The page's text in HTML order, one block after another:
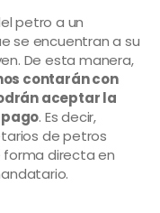
petro a un
se encuentran a su
De esta manera,
contarán con
aceptar la
. Es decir,
de petros
directa en